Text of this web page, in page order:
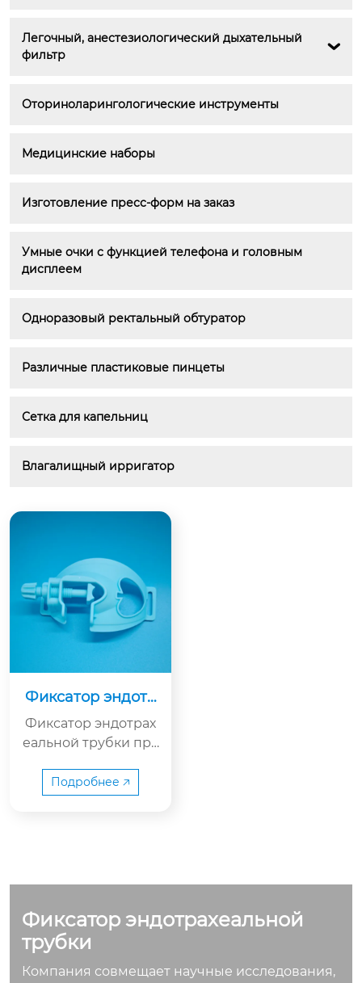
Легочный, анестезиологический дыхательный
фильтр

Оториноларингологические инструменты
Медицинские наборы
Изготовление пресс-форм на заказ
Умные очки с функцией телефона и головным
дисплеем
Одноразовый ректальный обтуратор
Различные пластиковые пинцеты
Сетка для капельниц
Влагалищный ирригатор
Фиксатор эндотр
ахеальной трубки
Фиксатор эндотрах
еальной трубки пре
норазовый пластик
овый зажим для фи
истеме стабилизац
ии эндотрахеально
й трубки, конструкц
ия которого направ
Подробнее 🡥
Фиксатор эндотрахеальной
трубки
Компания совмещает научные исследования,